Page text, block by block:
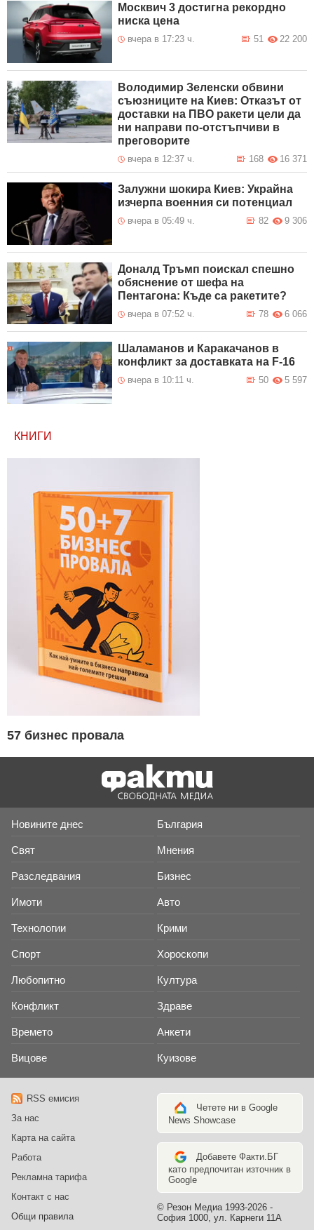
Москвич 3 достигна рекордно
ниска цена
вчера в 17:23 ч. 22 200
51
Володимир Зеленски обвини
съюзниците на Киев: Отказът от
доставки на ПВО ракети цели да
ни направи по-отстъпчиви в
преговорите
вчера в 12:37 ч. 16 371
168
Залужни шокира Киев: Украйна
изчерпа военния си потенциал
вчера в 05:49 ч. 9 306
82
Доналд Тръмп поискал спешно
обяснение от шефа на
Пентагона: Къде са ракетите?
вчера в 07:52 ч. 6 066
78
Шаламанов и Каракачанов в
конфликт за доставката на F-16
вчера в 10:11 ч. 5 597
50
КНИГИ
57 бизнес провала
Новините днес България
Свят Мнения
Разследвания Бизнес
Имоти Авто
Технологии Крими
Спорт Хороскопи
Любопитно Култура
Конфликт Здраве
Времето Анкети
Вицове Куизове
RSS емисия
За нас
Карта на сайта
Работа
Рекламна тарифа
Контакт с нас
Общи правила
Четете ни в Google
News Showcase
Добавете Факти.БГ
като предпочитан източник в
Google
© Резон Медиа 1993-2026 -
София 1000, ул. Карнеги 11А